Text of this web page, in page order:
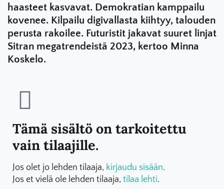
haasteet kasvavat. Demokratian kamppailu
kovenee. Kilpailu digivallasta kiihtyy, talouden
perusta rakoilee. Futuristit jakavat suuret linjat
Sitran megatrendeistä 2023, kertoo Minna
Koskelo.
Tämä sisältö on tarkoitettu
vain tilaajille.
Jos olet jo lehden tilaaja, kirjaudu sisään.
Jos et vielä ole lehden tilaaja, tilaa lehti.